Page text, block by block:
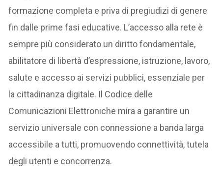
formazione completa e priva di pregiudizi di genere
fin dalle prime fasi educative. L’accesso alla rete è
sempre più considerato un diritto fondamentale,
abilitatore di libertà d’espressione, istruzione, lavoro,
salute e accesso ai servizi pubblici, essenziale per
la cittadinanza digitale. Il Codice delle
Comunicazioni Elettroniche mira a garantire un
servizio universale con connessione a banda larga
accessibile a tutti, promuovendo connettività, tutela
degli utenti e concorrenza.